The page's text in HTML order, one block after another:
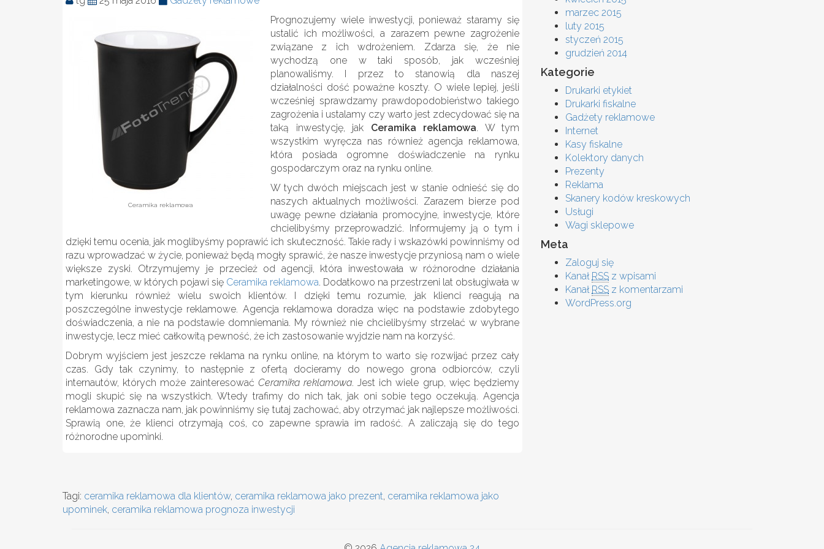
Ceramika reklamowa
Prognozujemy wiele inwestycji, ponieważ staramy się
ustalić ich możliwości, a zarazem pewne zagrożenie
związane z ich wdrożeniem. Zdarza się, że nie
wychodzą one w taki sposób, jak wcześniej
planowaliśmy. I przez to stanowią dla naszej
działalności dość poważne koszty. O wiele lepiej, jeśli
wcześniej sprawdzamy prawdopodobieństwo takiego
zagrożenia i ustalamy czy warto jest zdecydować się na
taką inwestycję, jak Ceramika reklamowa. W tym
wszystkim wyręcza nas również agencja reklamowa,
która posiada ogromne doświadczenie na rynku
gospodarczym oraz na rynku online.
W tych dwóch miejscach jest w stanie odnieść się do
naszych aktualnych możliwości. Zarazem bierze pod
uwagę pewne działania promocyjne, inwestycje, które
chcielibyśmy przeprowadzić. Informujemy ją o tym i
dzięki temu ocenia, jak moglibyśmy poprawić ich skuteczność. Takie rady i wskazówki powinniśmy od
razu wprowadzać w życie, ponieważ będą mogły sprawić, że nasze inwestycje przyniosą nam o wiele
większe zyski. Otrzymujemy je przecież od agencji, która inwestowała w różnorodne działania
marketingowe, w których pojawi się Ceramika reklamowa. Dodatkowo na przestrzeni lat obsługiwała w
tym kierunku również wielu swoich klientów. I dzięki temu rozumie, jak klienci reagują na
poszczególne inwestycje reklamowe. Agencja reklamowa doradza więc na podstawie zdobytego
doświadczenia, a nie na podstawie domniemania. My również nie chcielibyśmy strzelać w wybrane
inwestycje, lecz mieć całkowitą pewność, że ich zastosowanie wyjdzie nam na korzyść.
Dobrym wyjściem jest jeszcze reklama na rynku online, na którym to warto się rozwijać przez cały
czas. Gdy tak czynimy, to następnie z ofertą docieramy do nowego grona odbiorców, czyli
internautów, których może zainteresować Ceramika reklamowa. Jest ich wiele grup, więc będziemy
mogli skupić się na wszystkich. Wtedy trafimy do nich tak, jak oni sobie tego oczekują. Agencja
reklamowa zaznacza nam, jak powinniśmy się tutaj zachować, aby otrzymać jak najlepsze możliwości.
Sprawią one, że klienci otrzymają coś, co zapewne sprawia im radość. A zaliczają się do tego
różnorodne upominki.
Tagi: ceramika reklamowa dla klientów, ceramika reklamowa jako prezent, ceramika reklamowa jako
upominek, ceramika reklamowa prognoza inwestycji
marzec 2015
luty 2015
styczeń 2015
grudzień 2014
Kategorie
Drukarki etykiet
Drukarki fiskalne
Gadżety reklamowe
Internet
Kasy fiskalne
Kolektory danych
Prezenty
Reklama
Skanery kodów kreskowych
Usługi
Wagi sklepowe
Meta
Zaloguj się
Kanał RSS z wpisami
Kanał RSS z komentarzami
WordPress.org